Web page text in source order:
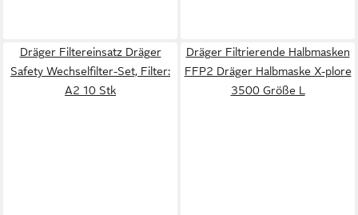
Dräger Filtereinsatz Dräger
Safety Wechselfilter-Set, Filter:
A2 10 Stk
Dräger Filtrierende Halbmasken
FFP2 Dräger Halbmaske X-plore
3500 Größe L